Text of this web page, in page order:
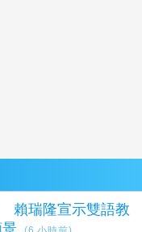
賴瑞隆宣示雙語教